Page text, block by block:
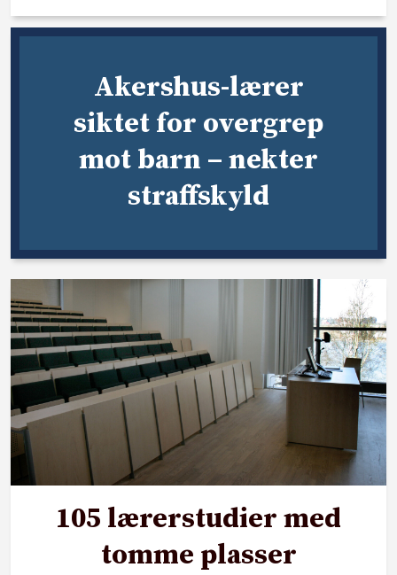
Akershus-lærer
siktet for overgrep
mot barn – nekter
straffskyld
105 lærerstudier med
tomme plasser